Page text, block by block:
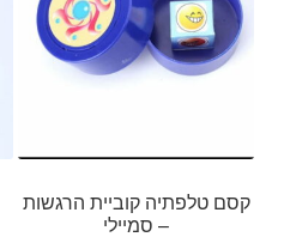
קסם טלפתיה קוביית הרגשות
– סמיילי